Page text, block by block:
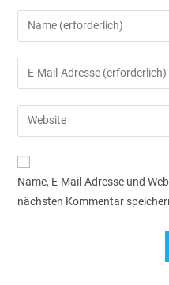
Name, E-Mail-Adresse und
nächsten Kommentar